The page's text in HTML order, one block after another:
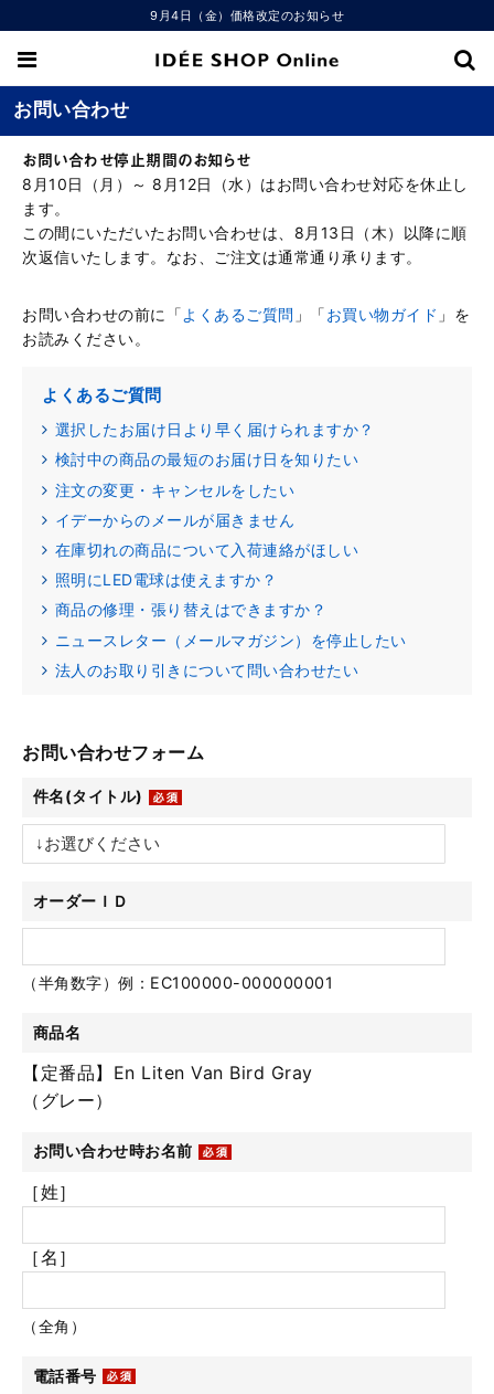
9月4日（金）価格改定のお知らせ
お問い合わせ
お問い合わせ停止期間のお知らせ
8月10日（月）～ 8月12日（水）はお問い合わせ対応を休止し
ます。
この間にいただいたお問い合わせは、8月13日（木）以降に順
次返信いたします。なお、ご注文は通常通り承ります。
お問い合わせの前に「よくあるご質問 」「お買い物ガイド 」を
お読みください。
よくあるご質問
選択したお届け日より早く届けられますか？
検討中の商品の最短のお届け日を知りたい
注文の変更・キャンセルをしたい
イデーからのメールが届きません
在庫切れの商品について入荷連絡がほしい
照明にLED電球は使えますか？
商品の修理・張り替えはできますか？
ニュースレター（メールマガジン）を停止したい
法人のお取り引きについて問い合わせたい
お問い合わせフォーム
件名(タイトル)
オーダーＩＤ
（半角数字）例：EC100000-000000001
商品名
【定番品】En Liten Van Bird Gray
（グレー）
お問い合わせ時お名前
［姓］
［名］
（全角）
電話番号